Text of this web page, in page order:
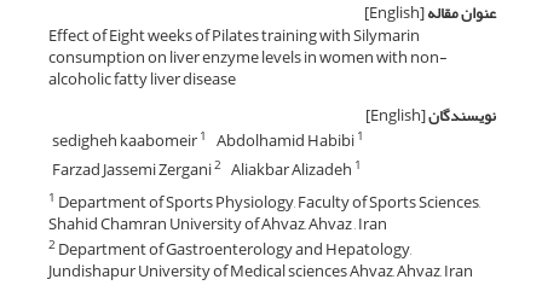
عنوان مقاله[English]
Effect of Eight weeks of Pilates training with Silymarin
consumption on liver enzyme levels in women with non-
alcoholic fatty liver disease
نویسندگان[English]
sedigheh kaabomeir1 Abdolhamid Habibi1
Farzad Jassemi Zergani2 Aliakbar Alizadeh 1
1 Department of Sports Physiology, Faculty of Sports Sciences,
Shahid Chamran University of Ahvaz, Ahvaz , Iran
2Department of Gastroenterology and Hepatology,
Jundishapur University of Medical sciences Ahvaz, Ahvaz, Iran